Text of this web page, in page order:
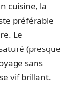
cuisine, la
préférable
Le
(presque
sans
vif brillant.